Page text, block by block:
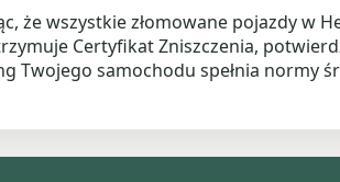
że wszystkie złomowane pojazdy w
Certyfikat Zniszczenia,
Twojego samochodu spełnia normy